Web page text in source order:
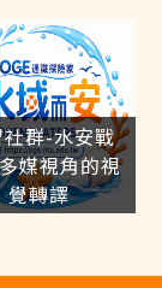
群-水安戰
媒視角的視
覺轉譯